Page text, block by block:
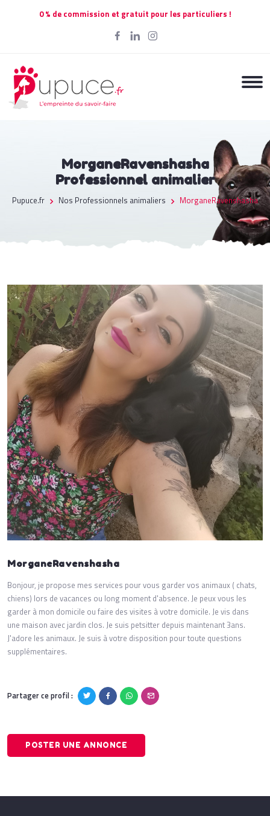
0 % de commission et gratuit pour les particuliers !
MorganeRavenshasha
Professionnel animalier
Pupuce.fr Nos Professionnels animaliers MorganeRavenshasha
MorganeRavenshasha
Bonjour, je propose mes services pour vous garder vos animaux ( chats,
chiens) lors de vacances ou long moment d'absence. Je peux vous les
garder à mon domicile ou faire des visites à votre domicile. Je vis dans
une maison avec jardin clos. Je suis petsitter depuis maintenant 3ans.
J'adore les animaux. Je suis à votre disposition pour toute questions
supplémentaires.
Partager ce profil :
POSTER UNE ANNONCE